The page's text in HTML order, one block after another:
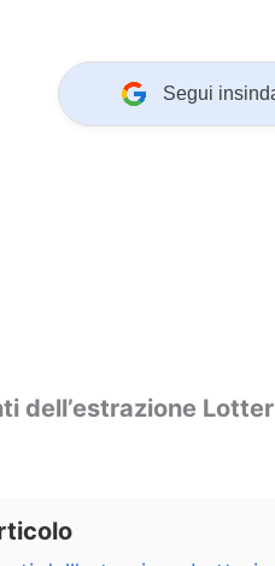
Segui
dell’estrazione